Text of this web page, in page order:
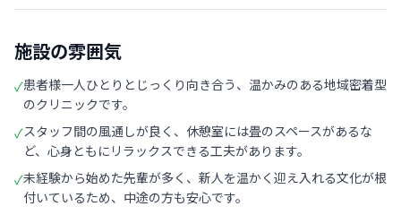
施設の雰囲気
✓患者様一人ひとりとじっくり向き合う、温かみのある地域密着型
のクリニックです。
✓スタッフ間の風通しが良く、休憩室には畳のスペースがあるな
ど、心身ともにリラックスできる工夫があります。
✓未経験から始めた先輩が多く、新人を温かく迎え入れる文化が根
付いているため、中途の方も安心です。